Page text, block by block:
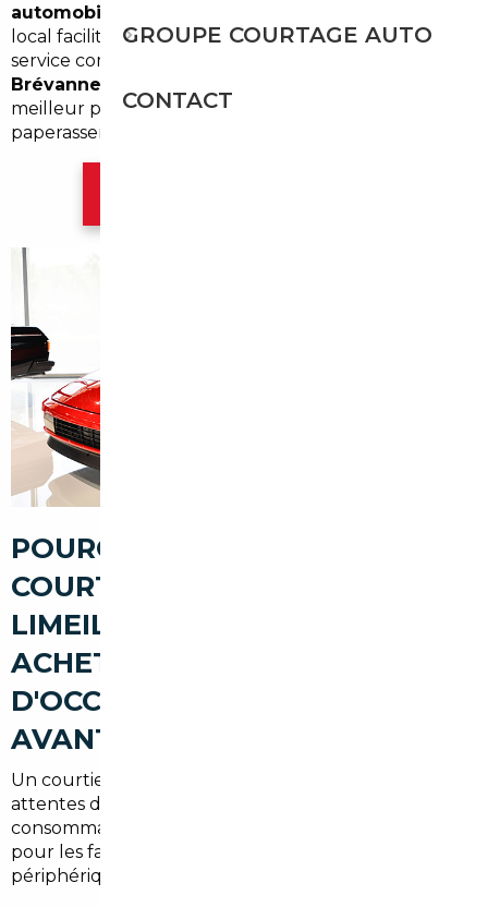
automobile Limeil-Brévannes
local facilite l'achat et l'import. Nous proposons un
service complet d'
Brévannes
meilleur prix, contrôler l'historique et gérer toute la
paperasserie.
POURQUOI PASSER PAR UN
COURTIER AUTOMOBILE À
LIMEIL-BRÉVANNES POUR
ACHETER UNE VOITURE
D'OCCASION (FIABILITÉ,
AVANTAGES, SÉCURISATION)
Un courtier local connaît le marché francilien et les
attentes des conducteurs du Val-de-Marne : faibles
consommations pour les trajets urbains, habitabilité
pour les familles, et motorisations adaptées au
périphérique. Les avantages :
GROUPE COURTAGE AUTO
CONTACT